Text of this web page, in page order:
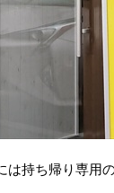
持ち帰り専用